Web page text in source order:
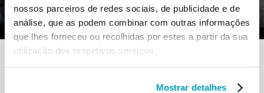
nossos parceiros de redes sociais, de publicidade e de
análise, que as podem combinar com outras informações
que lhes forneceu ou recolhidas por estes a partir da sua
utilização dos respetivos serviços.
Mostrar detalhes
MIGRANTES. Trata se da pessoa toda
e de todas as pessoas